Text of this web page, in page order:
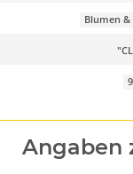
Blumen &
Angaben